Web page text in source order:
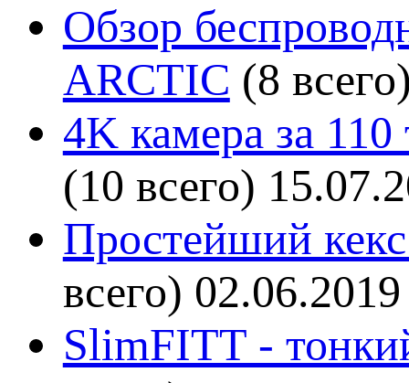
Обзор
ARCTIC (8
4K камера за
(10 всего)
Простейший кекс
всего) 02.06.2019
SlimFITT -